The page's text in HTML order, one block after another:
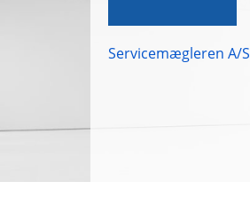
Servicemægleren A/S